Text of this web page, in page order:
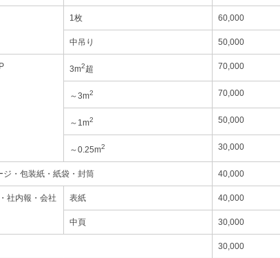
1枚 60,000
中吊り 50,000
3m2超 70,000
～3m2 70,000
～1m2 50,000
～0.25m2 30,000
ジ・包装紙・紙袋・封筒 40,000
社内報・会社
表紙 40,000
中頁 30,000
30,000